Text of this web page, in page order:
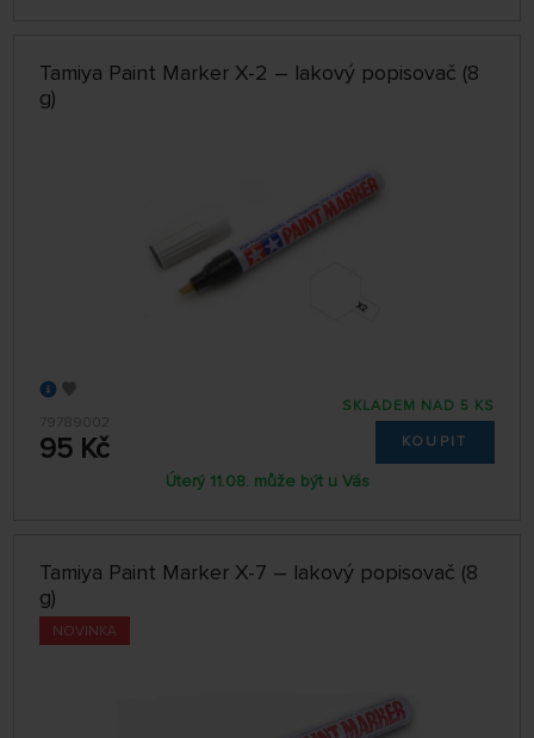
Tamiya Paint Marker X-2 – lakový popisovač (8
g)
79789002
95 Kč
SKLADEM NAD 5 KS
KOUPIT
Úterý 11.08. může být u Vás
Tamiya Paint Marker X-7 – lakový popisovač (8
g)
NOVINKA